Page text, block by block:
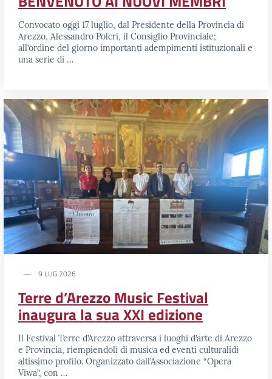
Convocato oggi 17 luglio, dal Presidente della Provincia di
Arezzo, Alessandro Polcri, il Consiglio Provinciale;
all’ordine del giorno importanti adempimenti istituzionali e
una serie di …
9 LUG 2026
Terre d’Arezzo Music Festival
inaugura la sua XXI edizione
Il Festival Terre d’Arezzo attraversa i luoghi d’arte di Arezzo
e Provincia, riempiendoli di musica ed eventi culturalidi
altissimo profilo. Organizzato dall’Associazione “Opera
Viwa”, con …